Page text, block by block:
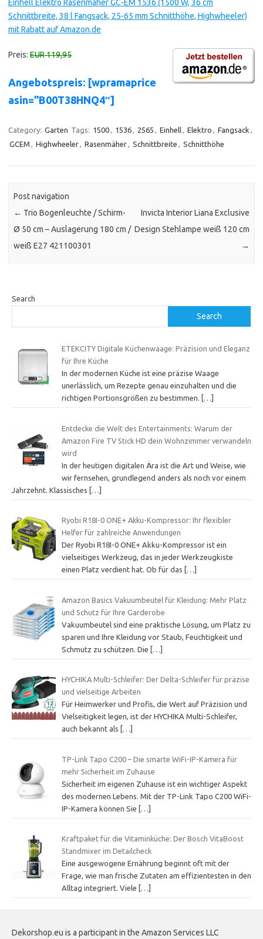
Einhell Elektro Rasenmäher GC-EM 1536 (1500 W, 36 cm
Schnittbreite, 38 l Fangsack, 25-65 mm Schnitthöhe, Highwheeler)
mit Rabatt auf Amazon.de
Preis: EUR 119,95
Angebotspreis: [wpramaprice
asin=”B00T38HNQ4″]
Category: Garten Tags: 1500 1536 2565 Einhell Elektro Fangsack
GCEM
Highwheeler Rasenmäher Schnittbreite Schnitthöhe
Post navigation
← Trio Bogenleuchte / Schirm-
Ø 50 cm – Auslagerung 180 cm /
weiß E27 421100301
Invicta Interior Liana Exclusive
Design Stehlampe weiß 120 cm
→
Search
Search
ETEKCITY Digitale Küchenwaage: Präzision und Eleganz
für Ihre Küche
In der modernen Küche ist eine präzise Waage
unerlässlich, um Rezepte genau einzuhalten und die
richtigen Portionsgrößen zu bestimmen.
[…]
Entdecke die Welt des Entertainments: Warum der
Amazon Fire TV Stick HD dein Wohnzimmer verwandeln
wird
In der heutigen digitalen Ära ist die Art und Weise, wie
wir fernsehen, grundlegend anders als noch vor einem
Jahrzehnt. Klassisches […]
Ryobi R18I-0 ONE+ Akku-Kompressor: Ihr flexibler
Helfer für zahlreiche Anwendungen
Der Ryobi R18I-0 ONE+ Akku-Kompressor ist ein
vielseitiges Werkzeug, das in jeder Werkzeugkiste
einen Platz verdient hat. Ob für das
[…]
Amazon Basics Vakuumbeutel für Kleidung: Mehr Platz
und Schutz für Ihre Garderobe
Vakuumbeutel sind eine praktische Lösung, um Platz zu
sparen und Ihre Kleidung vor Staub, Feuchtigkeit und
Schmutz zu schützen. Die […]
HYCHIKA Multi-Schleifer: Der Delta-Schleifer für präzise
und vielseitige Arbeiten
Für Heimwerker und Profis, die Wert auf Präzision und
Vielseitigkeit legen, ist der HYCHIKA Multi-Schleifer,
auch bekannt als
[…]
TP-Link Tapo C200 – Die smarte WiFi-IP-Kamera für
mehr Sicherheit im Zuhause
Sicherheit im eigenen Zuhause ist ein wichtiger Aspekt
des modernen Lebens. Mit der TP-Link Tapo C200 WiFi-
IP-Kamera können Sie […]
Kraftpaket für die Vitaminküche: Der Bosch VitaBoost
Standmixer im Detailcheck
Eine ausgewogene Ernährung beginnt oft mit der
Frage, wie man frische Zutaten am effizientesten in den
Alltag integriert. Viele
[…]
Dekorshop.eu is a participant in the Amazon Services LLC